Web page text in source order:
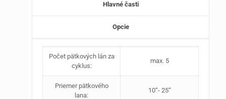
Hlavné časti
Opcie
Počet pätkových lán za
cyklus:
max. 5
Priemer pätkového
lana:
10‘‘- 25‘‘